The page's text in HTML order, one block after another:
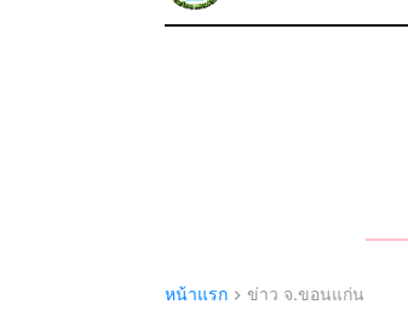
หน้าแรก ข่าว จ.ขอนแก่น